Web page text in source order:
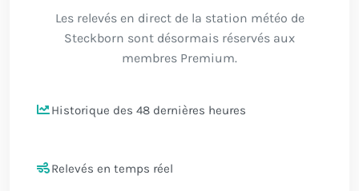
Les relevés en direct de la station météo de
Steckborn sont désormais réservés aux
membres Premium.
Historique des 48 dernières heures
Relevés en temps réel